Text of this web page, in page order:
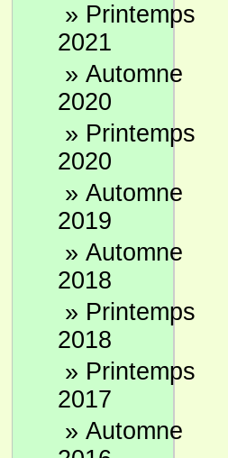
» Printemps
2021
» Automne
2020
» Printemps
2020
» Automne
2019
» Automne
2018
» Printemps
2018
» Printemps
2017
» Automne